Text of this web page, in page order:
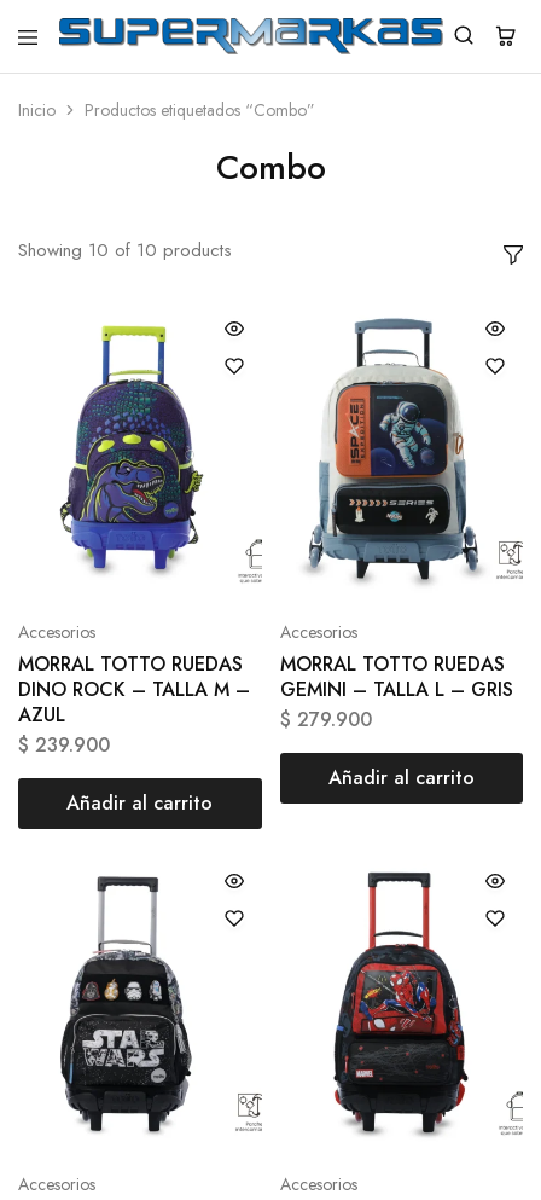
SuperMarkas
Ropa
con
Inicio Productos etiquetados “Combo”
Combo
Showing 10 of 10 products
Accesorios
MORRAL TOTTO RUEDAS
DINO ROCK – TALLA M –
AZUL
$ 239.900
Añadir al carrito
Accesorios
MORRAL TOTTO RUEDAS
GEMINI – TALLA L – GRIS
$ 279.900
Añadir al carrito
Accesorios Accesorios